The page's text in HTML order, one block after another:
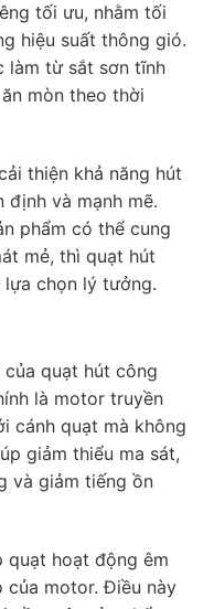
tối ưu, nhằm tối
hiệu suất thông gió.
làm từ sắt sơn tĩnh
mòn theo thời
thiện khả năng hút
và mạnh mẽ.
phẩm có thể cung
mẻ, thì quạt hút
chọn lý tưởng.
quạt hút công
là motor truyền
cánh quạt mà không
giảm thiểu ma sát,
và giảm tiếng ồn
quạt hoạt động êm
của motor. Điều này